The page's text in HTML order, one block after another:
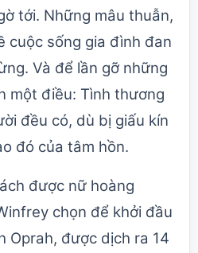
tới. Những mâu thuẫn,
cuộc sống gia đình đan
Và để lần gỡ những
một điều: Tình thương
đều có, dù bị giấu kín
đó của tâm hồn.
được nữ hoàng
chọn để khởi đầu
Oprah, được dịch ra 14